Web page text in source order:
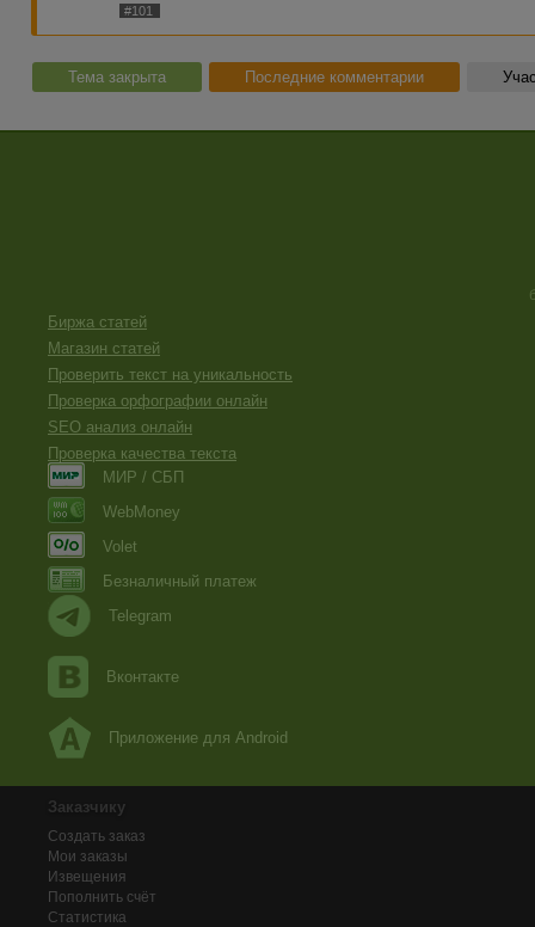
#101
Тема закрыта Последние комментарии
Биржа статей
Магазин статей
Проверить текст на уникальность
Проверка орфографии онлайн
SEO анализ онлайн
Проверка качества текста
МИР / СБП
WebMoney
Volet
Безналичный платеж
Telegram
Вконтакте
Приложение для Android
Заказчику
Создать заказ
Мои заказы
Извещения
Пополнить счёт
Статистика